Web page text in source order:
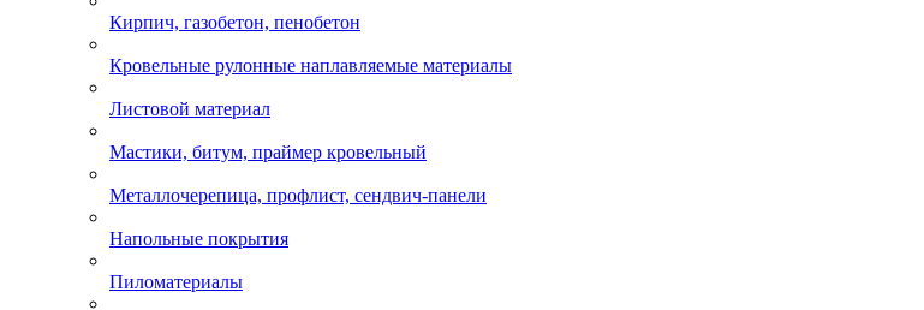
Кирпич, газобетон, пенобетон
Кровельные рулонные наплавляемые материалы
Листовой материал
Мастики, битум, праймер кровельный
Металлочерепица, профлист, сендвич-панели
Напольные покрытия
Пиломатериалы